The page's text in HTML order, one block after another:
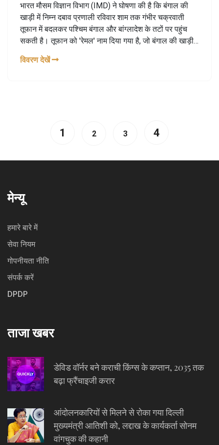
भारत मौसम विज्ञान विभाग (IMD) ने घोषणा की है कि बंगाल की
खाड़ी में निम्न दबाव प्रणाली रविवार शाम तक गंभीर चक्रवाती
तूफान में बदलकर पश्चिम बंगाल और बांग्लादेश के तटों पर पहुंच
सकती है। तूफान को 'रेमल' नाम दिया गया है, जो बंगाल की खाड़ी
मछुआरों को 27 मई तक समुद्र में न जाने की चेतावनी दी है।
विवरण देखें
1 2 3 4
मेन्यू
हमारे बारे में
सेवा नियम
गोपनीयता नीति
संपर्क करें
DPDP
ताजा खबर
डेविड वॉर्नर बने कराची किंग्स के कप्तान, 2035 तक
बढ़ा फ्रैंचाइजी करार
आंदोलनकारियों से मिलने से रोका गया दिल्ली
मुख्यमंत्री आतिशी को, लद्दाख के कार्यकर्ता सोनम
वांगचुक की कहानी